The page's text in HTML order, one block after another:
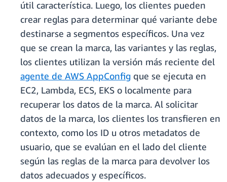
útil característica. Luego, los clientes pueden
crear reglas para determinar qué variante debe
destinarse a segmentos específicos. Una vez
que se crean la marca, las variantes y las reglas,
los clientes utilizan la versión más reciente del
agente de AWS AppConfig que se ejecuta en
EC2, Lambda, ECS, EKS o localmente para
recuperar los datos de la marca. Al solicitar
datos de la marca, los clientes los transfieren en
contexto, como los ID u otros metadatos de
usuario, que se evalúan en el lado del cliente
según las reglas de la marca para devolver los
datos adecuados y específicos.